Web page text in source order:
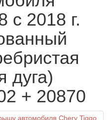
с 2018 г.
дуга)
+ 20870